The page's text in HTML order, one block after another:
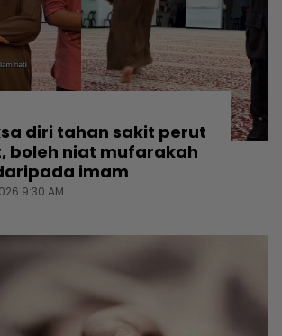
diri tahan sakit perut
boleh niat mufarakah
imam
9:30 AM